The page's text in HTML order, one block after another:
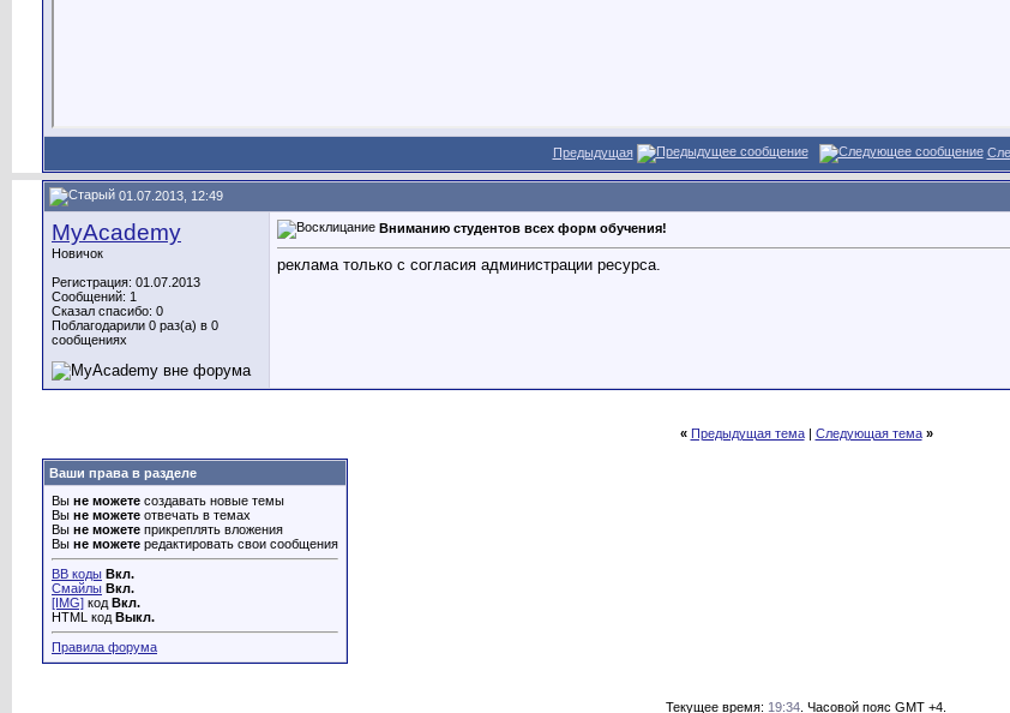
Предыдущая
01.07.2013, 12:49
MyAcademy
Новичок
Регистрация: 01.07.2013
Сообщений: 1
Сказал спасибо: 0
Поблагодарили 0 раз(а) в 0
сообщениях
Вниманию студентов всех форм обучения!
реклама только с согласия администрации ресурса.
« Предыдущая тема| Следующая тема »
Ваши права в разделе
Вы не можете создавать новые темы
Вы не можете отвечать в темах
Вы не можете прикреплять вложения
Вы не можете редактировать свои сообщения
BB коды Вкл.
Смайлы Вкл.
[IMG] код Вкл.
HTML код Выкл.
Правила форума
Текущее время: 19:34 . Часовой пояс GMT +4.